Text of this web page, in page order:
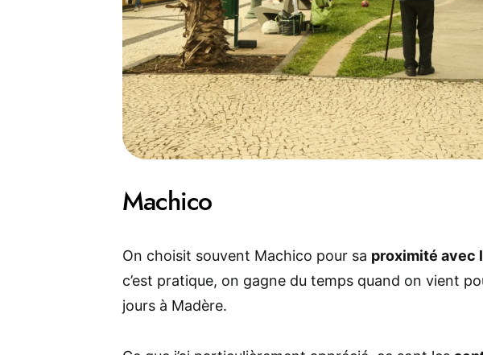
Machico
On choisit souvent Machico pour sa proximité avec
c’est pratique, on gagne du temps quand on vient
jours à Madère.